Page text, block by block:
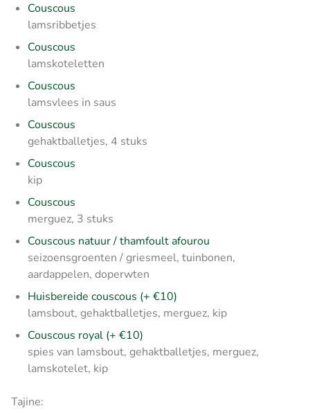
Couscous
lamsribbetjes
Couscous
lamskoteletten
Couscous
lamsvlees in saus
Couscous
gehaktballetjes, 4 stuks
Couscous
kip
Couscous
merguez, 3 stuks
Couscous natuur / thamfoult afourou
seizoensgroenten / griesmeel, tuinbonen,
aardappelen, doperwten
Huisbereide couscous (+ €10)
lamsbout, gehaktballetjes, merguez, kip
Couscous royal (+ €10)
spies van lamsbout, gehaktballetjes, merguez,
lamskotelet, kip
Tajine: